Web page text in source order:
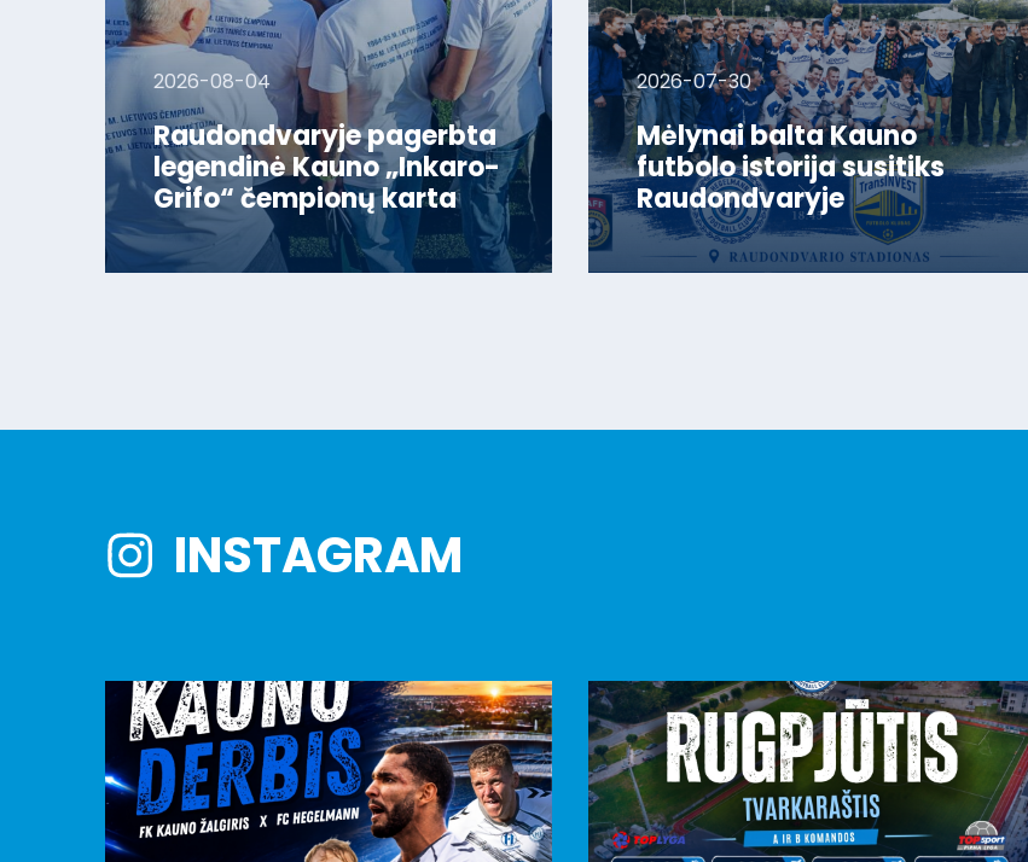
2026-08-04
Raudondvaryje pagerbta
legendinė Kauno „Inkaro-
Grifo“ čempionų karta
2026-07-30
Mėlynai balta Kauno
futbolo istorija susitiks
Raudondvaryje
INSTAGRAM